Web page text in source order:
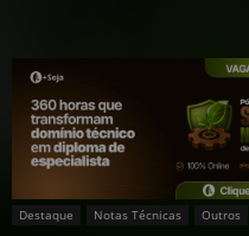
Destaque Notas Técnicas Outros